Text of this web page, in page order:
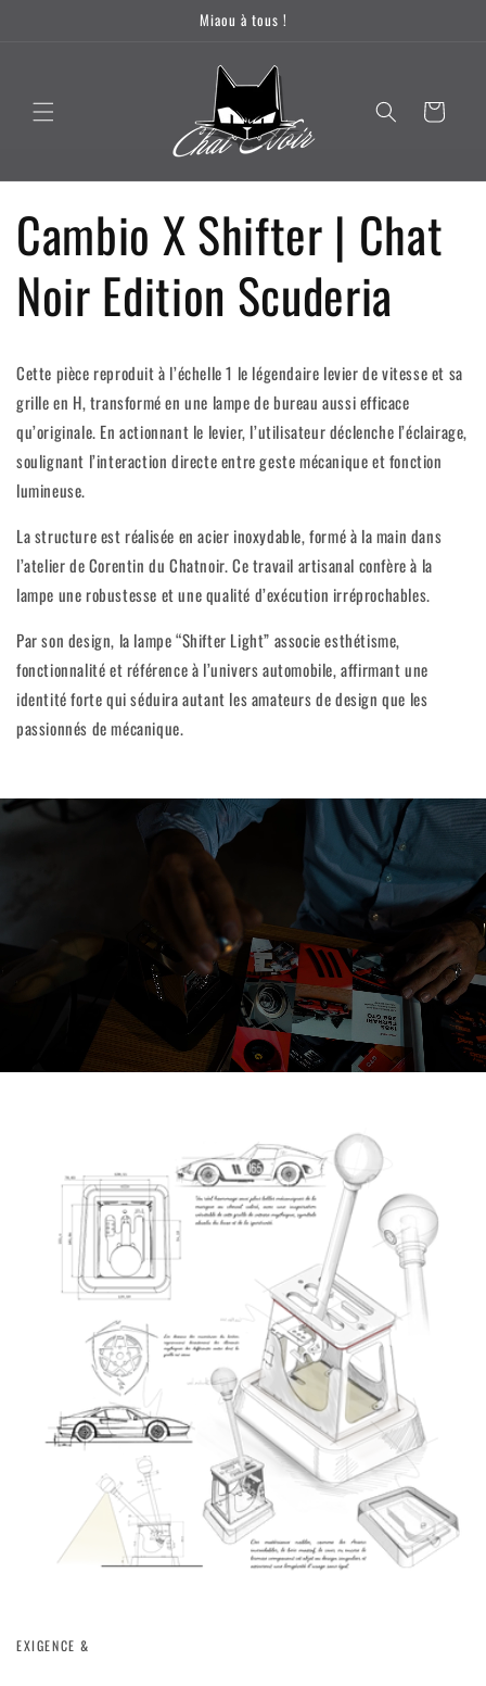
Miaou à tous !
Panier
Cambio X Shifter | Chat
Noir Edition Scuderia
Cette pièce reproduit à l’échelle 1 le légendaire levier de vitesse et sa
grille en H, transformé en une lampe de bureau aussi efficace
qu’originale. En actionnant le levier, l’utilisateur déclenche l’éclairage,
soulignant l’interaction directe entre geste mécanique et fonction
lumineuse.
La structure est réalisée en acier inoxydable, formé à la main dans
l’atelier de Corentin du Chatnoir. Ce travail artisanal confère à la
lampe une robustesse et une qualité d’exécution irréprochables.
Par son design, la lampe “Shifter Light” associe esthétisme,
fonctionnalité et référence à l’univers automobile, affirmant une
identité forte qui séduira autant les amateurs de design que les
passionnés de mécanique.
EXIGENCE &